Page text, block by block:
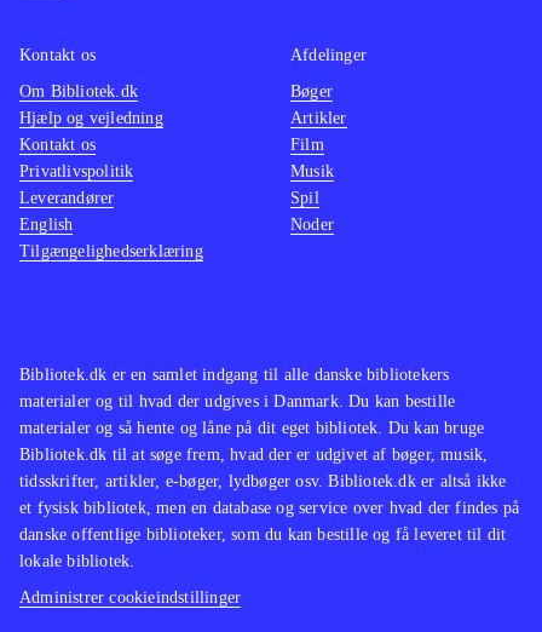
Bibliotek.dk er en samlet indgang til alle danske bibliotekers
materialer og til hvad der udgives i Danmark. Du kan bestille
materialer og så hente og låne på dit eget bibliotek. Du kan bruge
Bibliotek.dk til at søge frem, hvad der er udgivet af bøger, musik,
tidsskrifter, artikler, e-bøger, lydbøger osv. Bibliotek.dk er altså ikke
et fysisk bibliotek, men en database og service over hvad der findes på
danske offentlige biblioteker, som du kan bestille og få leveret til dit
lokale bibliotek.
Administrer cookieindstillinger
Kontakt os
Om Bibliotek.dk
Hjælp og vejledning
Kontakt os
Privatlivspolitik
Leverandører
English
Tilgængelighedserklæring
Afdelinger
Bøger
Artikler
Film
Musik
Spil
Noder